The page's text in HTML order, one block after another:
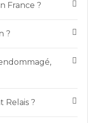
France ?
?
Relais ?